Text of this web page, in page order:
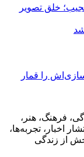
خلق تصویر
را قمار
سبک زندگی، فرهنگ، هنر،
اخبار، تجربه‌ها،
از زندگی